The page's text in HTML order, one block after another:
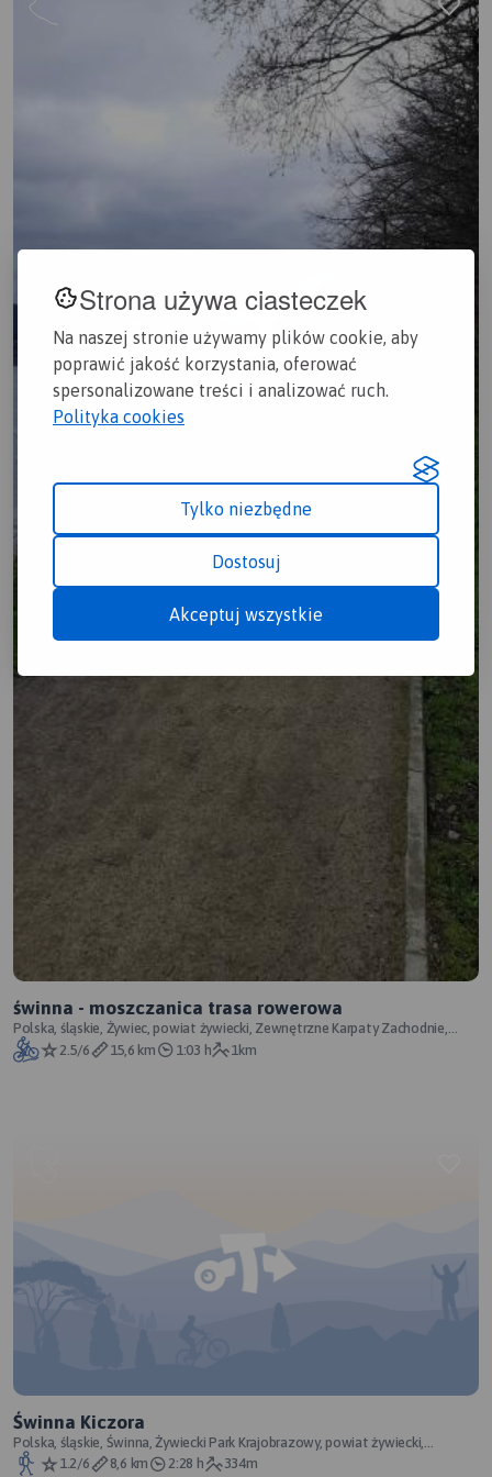
Strona używa ciasteczek
Na naszej stronie używamy plików cookie, aby
poprawić jakość korzystania, oferować
spersonalizowane treści i analizować ruch.
Polityka cookies
Tylko niezbędne
Dostosuj
Akceptuj wszystkie
świnna - moszczanica trasa rowerowa
Polska, śląskie, Żywiec, powiat żywiecki, Zewnętrzne Karpaty Zachodnie,
Karpaty Zachodnie
2.5/6 15,6 km 1:03 h 1km
Świnna Kiczora
Polska, śląskie, Świnna, Żywiecki Park Krajobrazowy, powiat żywiecki,
Zewnętrzne Karpaty Zachodnie,
1.2/6 8,6 km 2:28 h 334m